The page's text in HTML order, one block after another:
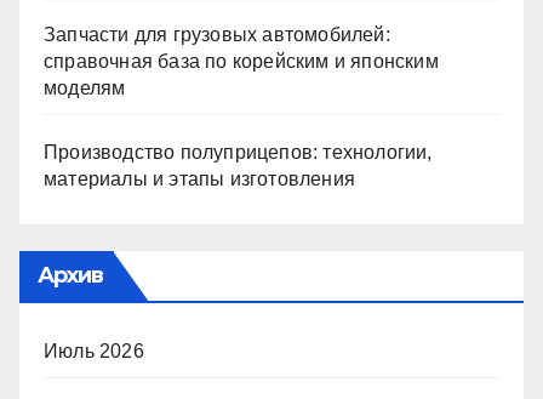
Запчасти для грузовых автомобилей:
справочная база по корейским и японским
моделям
Производство полуприцепов: технологии,
материалы и этапы изготовления
Архив
Июль 2026